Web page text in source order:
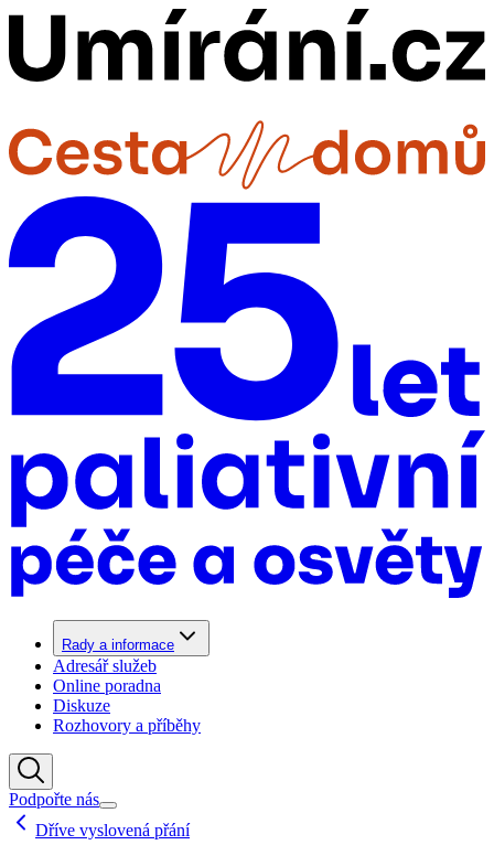
Rady a informace
Adresář služeb
Online poradna
Diskuze
Rozhovory a příběhy
Podpořte nás
Dříve vyslovená přání